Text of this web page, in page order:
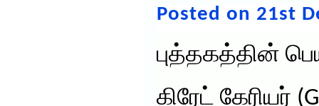
Posted on 21st
புத்தகத்தின்
கிரேட் கேரியர்